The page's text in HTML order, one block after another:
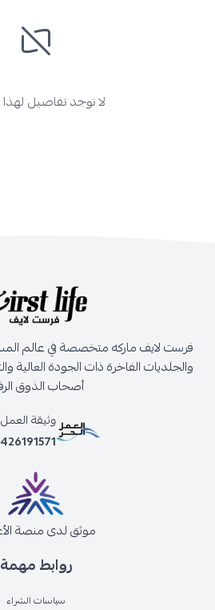
لا توجد تفاصيل لهذا
روابط مهمة
سياسات الشراء
فرست لايف ماركه متخصصة في عالم
والجلديات الفاخرة ذات الجودة العالية
أصحاب الذوق
وثيقة
موثق لدى منصة